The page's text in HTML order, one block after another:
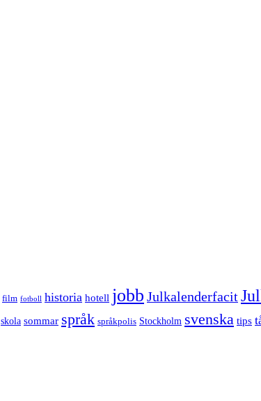
film fotboll historia hotell jobb Julkalenderfacit
skola sommar språk språkpolis Stockholm svenska tips